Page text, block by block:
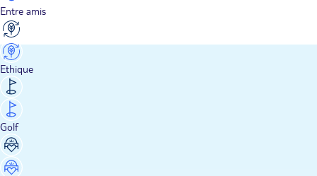
Entre amis
Ethique
Golf